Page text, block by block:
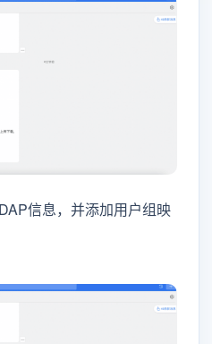
信息，并添加用户组映